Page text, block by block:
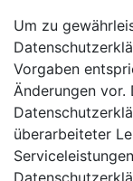
Um zu
Vorgaben
Änderungen vor.
überarbeiteter